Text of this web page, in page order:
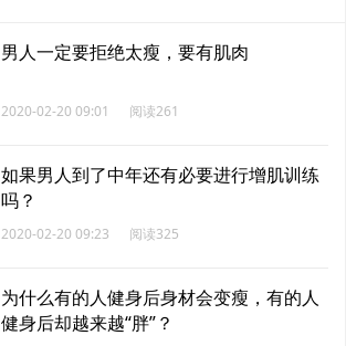
男人一定要拒绝太瘦，要有肌肉
2020-02-20 09:01 阅读261
如果男人到了中年还有必要进行增肌训练
吗？
2020-02-20 09:23 阅读325
为什么有的人健身后身材会变瘦，有的人
健身后却越来越“胖”？